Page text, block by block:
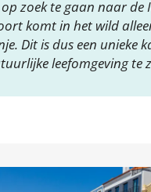
zoek te gaan naar de
komt in het wild
Dit is dus een unieke
leefomgeving te